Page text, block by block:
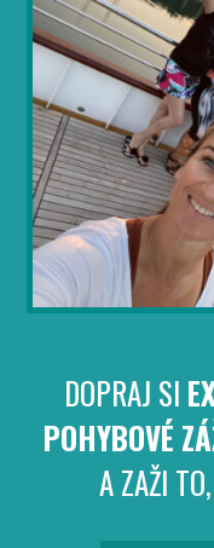
DOPRAJ SI
POHYBOVÉ
A ZAŽI